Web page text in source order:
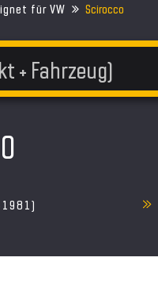
für VW Scirocco
1981)